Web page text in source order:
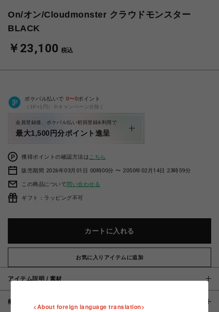
On/オン/Cloudmonster クラウドモンスター
BLACK
￥23,100 税込
ポケパル払いで 0〜0ポイント
（1P=1円）※キャンペーン分除く
会員登録後、ポケパル払い初回登録&利用で
最大1,500円分ポイント進呈
獲得ポイントの確認方法は こちら
販売期間 2026年03月01日 00時00分 〜 2050年02月14日 23時59分
この商品について問い合わせる
ギフト：ラッピング不可
カートに入れる
お気に入りアイテムに追加
アイテム説明 / 素材
概要
<About foreign language translation>